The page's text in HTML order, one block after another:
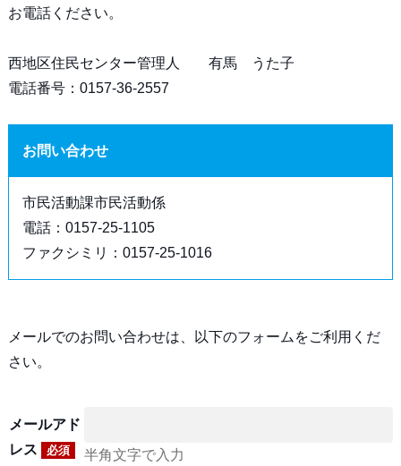
お電話ください。
西地区住民センター管理人 有馬 うた子
電話番号：0157-36-2557
お問い合わせ
市民活動課市民活動係
電話：0157-25-1105
ファクシミリ：0157-25-1016
メールでのお問い合わせは、以下のフォームをご利用くだ
さい。
メールアド
レス
必須 半角文字で入力